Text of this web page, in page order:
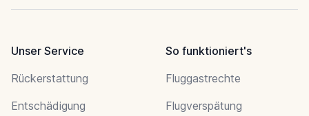
Unser Service
Rückerstattung
Entschädigung
So funktioniert's
Fluggastrechte
Flugverspätung